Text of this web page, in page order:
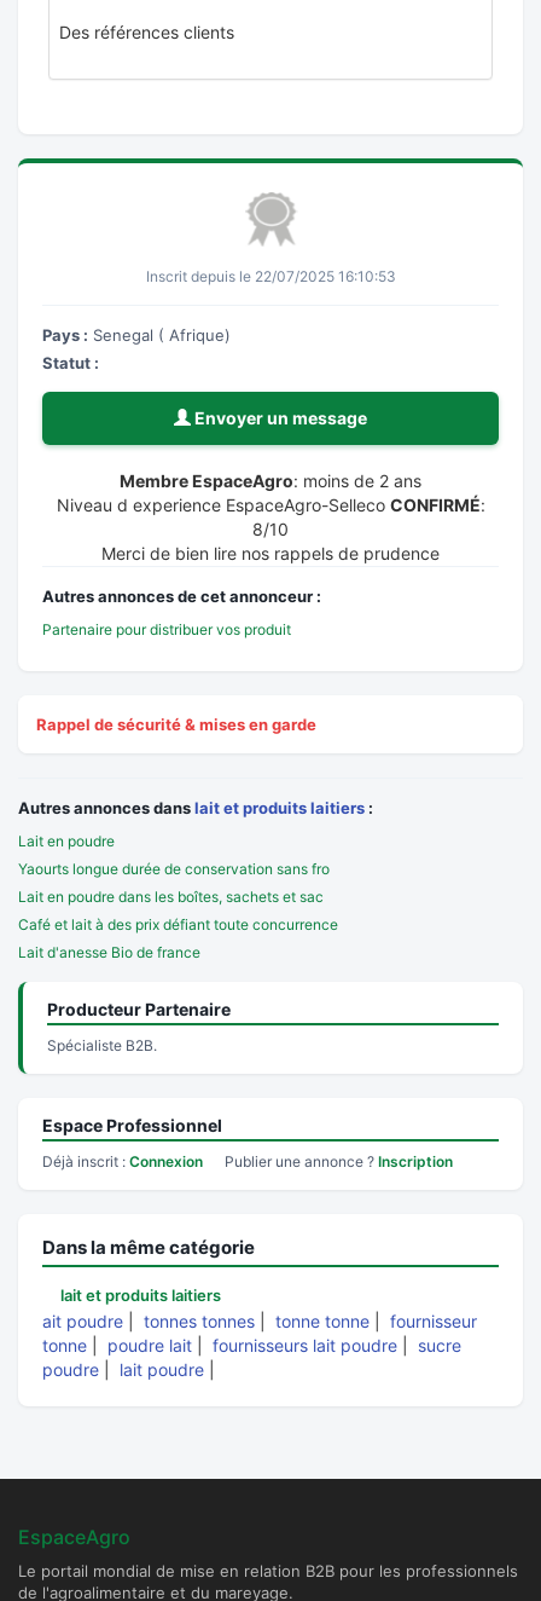
Des références clients
Inscrit depuis le 22/07/2025 16:10:53
Pays : Senegal ( Afrique)
Statut :
Envoyer un message
Membre EspaceAgro: moins de 2 ans
Niveau d experience EspaceAgro-Selleco CONFIRMÉ:
8/10
Merci de bien lire nos rappels de prudence
Autres annonces de cet annonceur :
Partenaire pour distribuer vos produit
Rappel de sécurité & mises en garde
Autres annonces danslait et produits laitiers :
Lait en poudre
Yaourts longue durée de conservation sans fro
Lait en poudre dans les boîtes, sachets et sac
Café et lait à des prix défiant toute concurrence
Lait d'anesse Bio de france
Producteur Partenaire
Spécialiste B2B.
Espace Professionnel
Déjà inscrit : Connexion Publier une annonce ? Inscription
Dans la même catégorie
lait et produits laitiers
ait poudre tonnes tonnes tonne tonne
fournisseur
tonne
poudre lait fournisseurs lait poudre
sucre
poudre
lait poudre
EspaceAgro
Le portail mondial de mise en relation B2B pour les professionnels
de l'agroalimentaire et du mareyage.